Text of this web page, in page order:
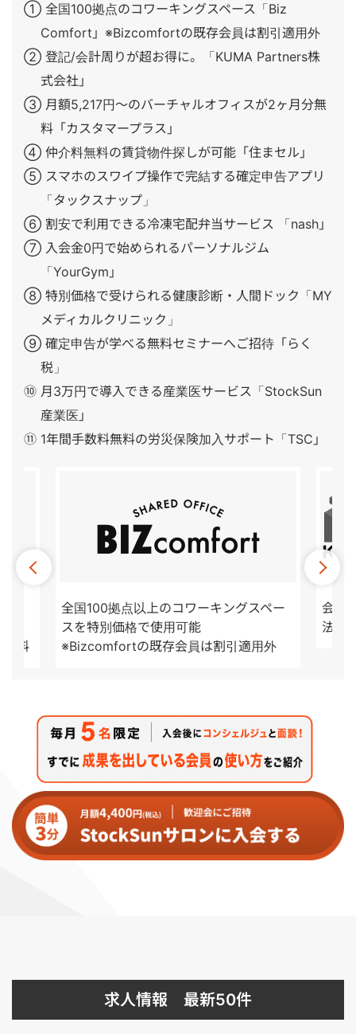
① 全国100拠点のコワーキングスペース「Biz
Comfort」※Bizcomfortの既存会員は割引適用外
② 登記/会計周りが超お得に。「KUMA Partners株
式会社」
③ 月額5,217円～のバーチャルオフィスが2ヶ月分無
料「カスタマープラス」
④ 仲介料無料の賃貸物件探しが可能「住まセル」
⑤ スマホのスワイプ操作で完結する確定申告アプリ
「タックスナップ」
⑥ 割安で利用できる冷凍宅配弁当サービス 「nash」
⑦ 入会金0円で始められるパーソナルジム
「YourGym」
⑧ 特別価格で受けられる健康診断・人間ドック「MY
メディカルクリニック」
⑨ 確定申告が学べる無料セミナーへご招待「らく
税」
⑩ 月3万円で導入できる産業医サービス「StockSun
産業医」
⑪ 1年間手数料無料の労災保険加入サポート「TSC」
無料
全国100拠点以上のコワーキングスペー
スを特別価格で使用可能
※Bizcomfortの既存会員は割引適用外
会計
法人
求人情報 最新50件